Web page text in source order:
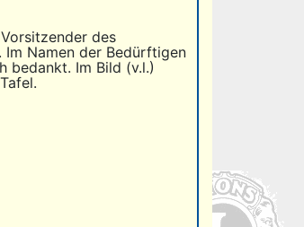
des
Im Namen der Bedürftigen
bedankt. Im Bild (v.l.)